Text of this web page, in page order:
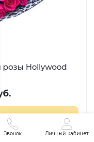
розы Hollywood
Звонок Личный кабинет